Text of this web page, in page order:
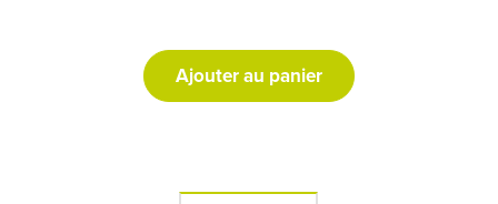
et
Ajouter au panier